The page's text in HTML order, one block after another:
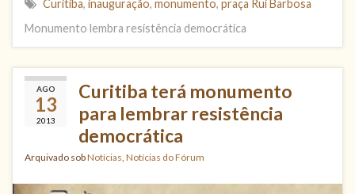
Curitiba, inauguração, monumento, praça Rui Barbosa
Monumento lembra resistência democrática
AGO
13
2013
Curitiba terá monumento
para lembrar resistência
democrática
Arquivado sobNotícias, Notícias do Fórum